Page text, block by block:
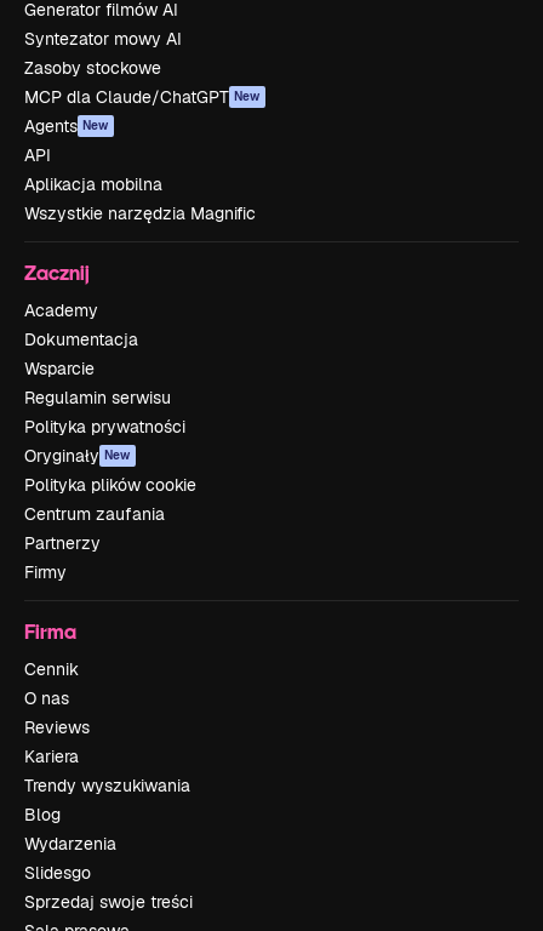
Generator filmów AI
Syntezator mowy AI
Zasoby stockowe
MCP dla Claude/ChatGPT New
Agents New
API
Aplikacja mobilna
Wszystkie narzędzia Magnific
Zacznij
Academy
Dokumentacja
Wsparcie
Regulamin serwisu
Polityka prywatności
Oryginały New
Polityka plików cookie
Centrum zaufania
Partnerzy
Firmy
Firma
Cennik
O nas
Reviews
Kariera
Trendy wyszukiwania
Blog
Wydarzenia
Slidesgo
Sprzedaj swoje treści